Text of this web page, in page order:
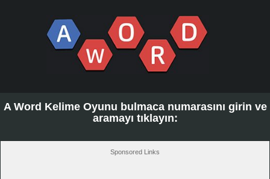
A Word Kelime Oyunu bulmaca numarasını girin ve
aramayı tıklayın:
Sponsored Links